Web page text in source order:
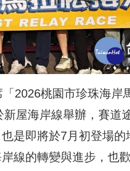
2026桃園市珍珠海岸
屋海岸線舉辦，賽道
是即將於7月初登場的
線的轉變與進步，也